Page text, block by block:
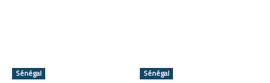
Sénégal Sénégal